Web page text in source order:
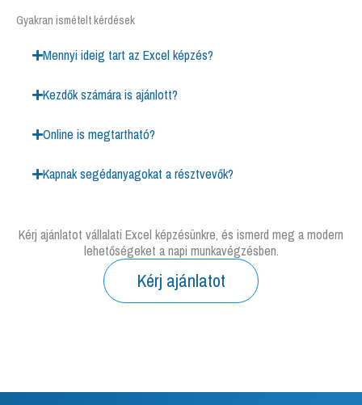
Gyakran ismételt kérdések
Mennyi ideig tart az Excel képzés?
Kezdők számára is ajánlott?
Online is megtartható?
Kapnak segédanyagokat a résztvevők?
Kérj ajánlatot vállalati Excel képzésünkre, és ismerd meg a modern
lehetőségeket a napi munkavégzésben.
Kérj ajánlatot